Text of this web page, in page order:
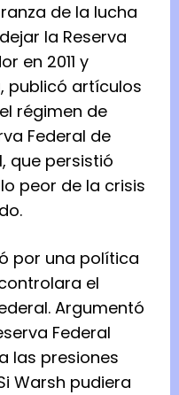
de la lucha
la Reserva
en 2011 y
publicó artículos
régimen de
Federal de
que persistió
peor de la crisis
por una política
el
Argumentó
Federal
las presiones
Warsh pudiera